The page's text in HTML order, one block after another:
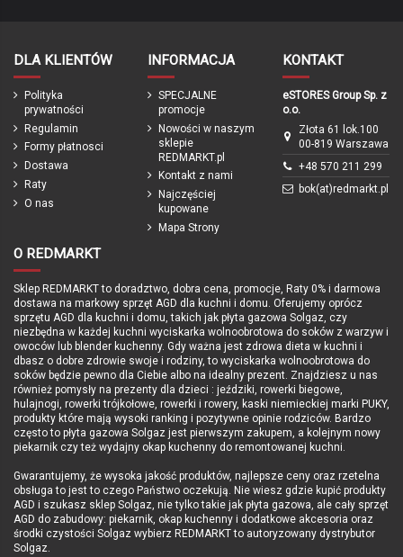
DLA KLIENTÓW
Polityka
prywatności
Regulamin
Formy płatnosci
Dostawa
Raty
O nas
INFORMACJA
SPECJALNE
promocje
Nowości w naszym
sklepie
REDMARKT.pl
Kontakt z nami
Najczęściej
kupowane
Mapa Strony
KONTAKT
eSTORES Group Sp. z
o.o.
Złota 61 lok.100
00-819 Warszawa
+48 570 211 299
bok(at)redmarkt.pl
O REDMARKT
Sklep REDMARKT to doradztwo, dobra cena, promocje, Raty 0% i darmowa
dostawa na markowy sprzęt AGD dla kuchni i domu. Oferujemy oprócz
sprzętu AGD dla kuchni i domu, takich jak płyta gazowa Solgaz, czy
niezbędna w każdej kuchni wyciskarka wolnoobrotowa do soków z warzyw i
owoców lub blender kuchenny. Gdy ważna jest zdrowa dieta w kuchni i
dbasz o dobre zdrowie swoje i rodziny, to wyciskarka wolnoobrotowa do
soków będzie pewno dla Ciebie albo na idealny prezent. Znajdziesz u nas
również pomysły na prezenty dla dzieci : jeździki, rowerki biegowe,
hulajnogi, rowerki trójkołowe, rowerki i rowery, kaski niemieckiej marki PUKY,
produkty które mają wysoki ranking i pozytywne opinie rodziców. Bardzo
często to płyta gazowa Solgaz jest pierwszym zakupem, a kolejnym nowy
piekarnik czy też wydajny okap kuchenny do remontowanej kuchni.
Gwarantujemy, że wysoka jakość produktów, najlepsze ceny oraz rzetelna
obsługa to jest to czego Państwo oczekują. Nie wiesz gdzie kupić produkty
AGD i szukasz sklep Solgaz, nie tylko takie jak płyta gazowa, ale cały sprzęt
AGD do zabudowy: piekarnik, okap kuchenny i dodatkowe akcesoria oraz
środki czystości Solgaz wybierz REDMARKT to autoryzowany dystrybutor
Solgaz.